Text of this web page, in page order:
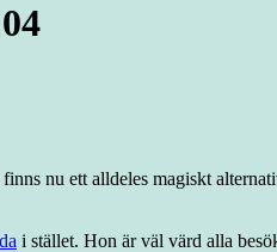
nu ett alldeles magiskt
i stället. Hon är väl värd alla